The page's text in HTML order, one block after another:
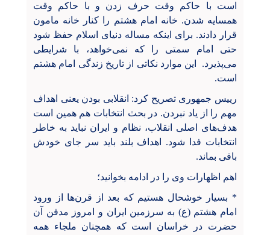
است با حاکم وقت حرف زدن و با حاکم وقت
همسایه شدن. خانه امام هشتم را کنار خانه مامون
قرار دادند. برای اینکه مساله دنیای اسلام حفظ شود
حتی امام سمتی را که نمی‌خواهد، با شرایطی
می‌پذیرد. این موارد نکاتی از تاریخ زندگی امام هشتم
است.
رییس جمهوری تصریح کرد: انقلابی بودن یعنی اهداف
مهم را از یاد نبردن. در بحث انتخابات هم همین است
هدف‌های اصلی انقلاب، نظام و ایران نباید به خاطر
انتخابات فدا شود. اهداف بلند باید سر جای خودش
باقی بماند.
اهم اظهارات وی را در ادامه بخوانید؛
* بسیار خوشحال هستیم که بعد از قرن‌ها از ورود
امام هشتم (ع) به سرزمین ایران و امروز مدفن آن
حضرت در خراسان است که همچنان ملجاء همه